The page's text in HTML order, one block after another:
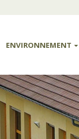
ENVIRONNEMENT